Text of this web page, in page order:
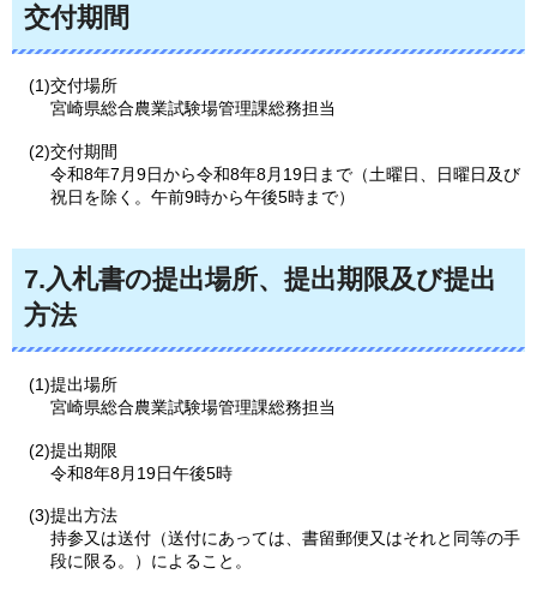
交付期間
(1)交付場所
宮崎県総合農業試験場管理課総務担当
(2)交付期間
令和8年7月9日から令和8年8月19日まで（土曜日、日曜日及び
祝日を除く。午前9時から午後5時まで）
7.入札書の提出場所、提出期限及び提出
方法
(1)提出場所
宮崎県総合農業試験場管理課総務担当
(2)提出期限
令和8年8月19日午後5時
(3)提出方法
持参又は送付（送付にあっては、書留郵便又はそれと同等の手
段に限る。）によること。